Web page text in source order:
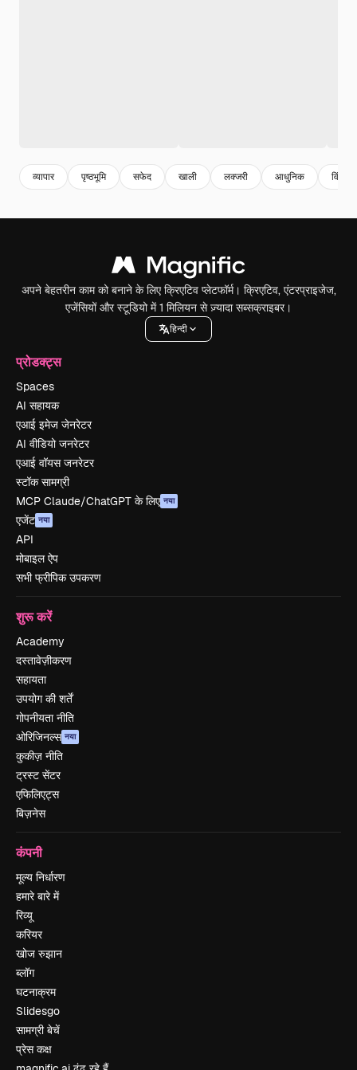
व्यापार पृष्ठभूमि सफेद खाली लक्जरी आधुनिक विंटेज
अपने बेहतरीन काम को बनाने के लिए क्रिएटिव प्लेटफॉर्म। क्रिएटिव, एंटरप्राइजेज,
एजेंसियों और स्टूडियो में 1 मिलियन से ज़्यादा सब्सक्राइबर।
हिन्दी
प्रोडक्ट्स
Spaces
AI सहायक
एआई इमेज जेनरेटर
AI वीडियो जनरेटर
एआई वॉयस जनरेटर
स्टॉक सामग्री
MCP Claude/ChatGPT के लिए नया
एजेंट नया
API
मोबाइल ऐप
सभी फ्रीपिक उपकरण
शुरू करें
Academy
दस्तावेज़ीकरण
सहायता
उपयोग की शर्तें
गोपनीयता नीति
ओरिजिनल्स नया
कुकीज़ नीति
ट्रस्ट सेंटर
एफिलिएट्स
बिज़नेस
कंपनी
मूल्य निर्धारण
हमारे बारे में
रिव्यू
करियर
खोज रुझान
ब्लॉग
घटनाक्रम
Slidesgo
सामग्री बेचें
प्रेस कक्ष